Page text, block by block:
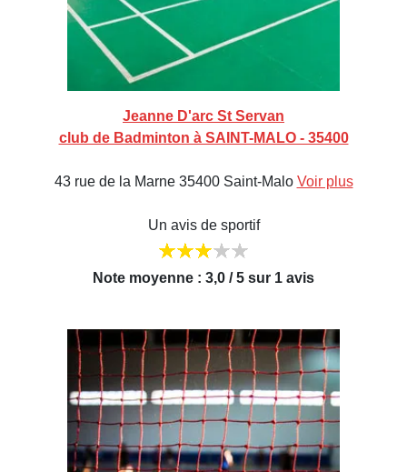
Jeanne D'arc St Servan
club de Badminton à SAINT-MALO - 35400
43 rue de la Marne 35400 Saint-Malo Voir plus
Un avis de sportif
Note moyenne : 3,0 / 5 sur 1 avis